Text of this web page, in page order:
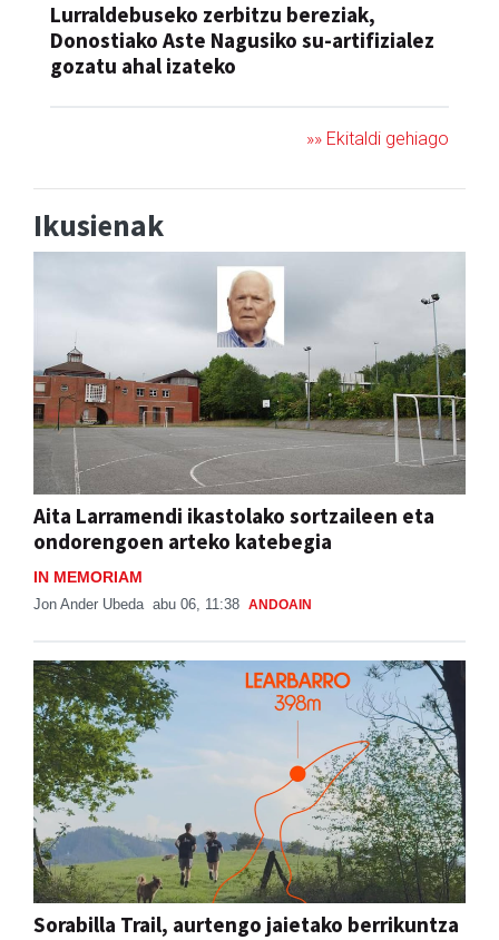
Lurraldebuseko zerbitzu bereziak,
Donostiako Aste Nagusiko su-artifizialez
gozatu ahal izateko
»» Ekitaldi gehiago
Ikusienak
Aita Larramendi ikastolako sortzaileen eta
ondorengoen arteko katebegia
IN MEMORIAM
Jon Ander Ubeda abu 06, 11:38 ANDOAIN
Sorabilla Trail, aurtengo jaietako berrikuntza